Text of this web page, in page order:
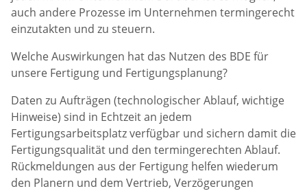
auch andere Prozesse im Unternehmen termingerecht
einzutakten und zu steuern.
Welche Auswirkungen hat das Nutzen des BDE für
unsere Fertigung und Fertigungsplanung?
Daten zu Aufträgen (technologischer Ablauf, wichtige
Hinweise) sind in Echtzeit an jedem
Fertigungsarbeitsplatz verfügbar und sichern damit die
Fertigungsqualität und den termingerechten Ablauf.
Rückmeldungen aus der Fertigung helfen wiederum
den Planern und dem Vertrieb, Verzögerungen